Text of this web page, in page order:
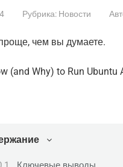
Рубрика: Новости
чем вы думаете.